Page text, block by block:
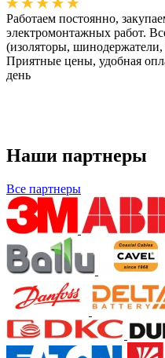
Работаем постоянно,
электромонтажных работ.
(изоляторы,
Приятные цены, удобная
день
Наши партнеры
Все партнеры